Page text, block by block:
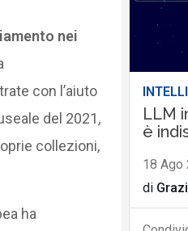
nei
con l’aiuto
del 2021,
collezioni,
ha
LLM
è
18 Ago
di